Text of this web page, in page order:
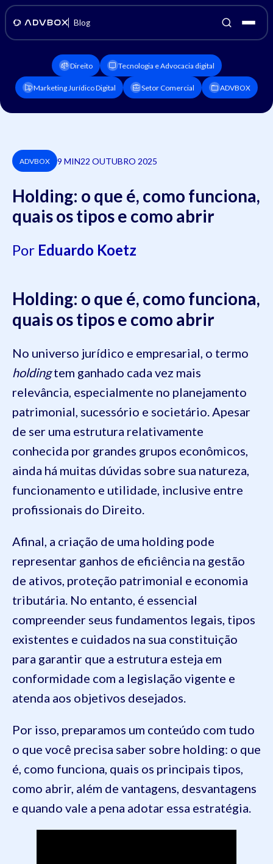
Blog
Direito Tecnologia e Advocacia digital
Marketing Jurídico Digital Setor Comercial ADVBOX
ADVBOX 9 MIN22 OUTUBRO 2025
Holding: o que é, como funciona,
quais os tipos e como abrir
Por Eduardo Koetz
Holding: o que é, como funciona,
quais os tipos e como abrir
No universo jurídico e empresarial, o termo
holdingtem ganhado cada vez mais
relevância, especialmente no planejamento
patrimonial, sucessório e societário. Apesar
de ser uma estrutura relativamente
conhecida por grandes grupos econômicos,
ainda há muitas dúvidas sobre sua natureza,
funcionamento e utilidade, inclusive entre
profissionais do Direito.
Afinal, a criação de uma holding pode
representar ganhos de eficiência na gestão
de ativos, proteção patrimonial e economia
tributária. No entanto, é essencial
compreender seus fundamentos legais, tipos
existentes e cuidados na sua constituição
para garantir que a estrutura esteja em
conformidade com a legislação vigente e
atenda aos objetivos desejados.
Por isso, preparamos um conteúdo com tudo
o que você precisa saber sobre holding: o que
é, como funciona, quais os principais tipos,
como abrir, além de vantagens, desvantagens
e quando vale a pena adotar essa estratégia.